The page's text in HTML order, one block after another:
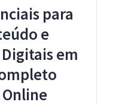
para
e
em